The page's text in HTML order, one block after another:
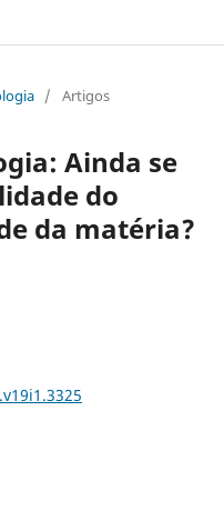
/ Artigos
Ainda se
do
da matéria?